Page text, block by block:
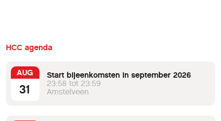
HCC agenda
AUG
31
Start bijeenkomsten in september 2026
23:58 tot 23:59
Amstelveen